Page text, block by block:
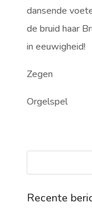
dansende
de bruid haar
in eeuwigheid!
Zegen
Orgelspel
Recente